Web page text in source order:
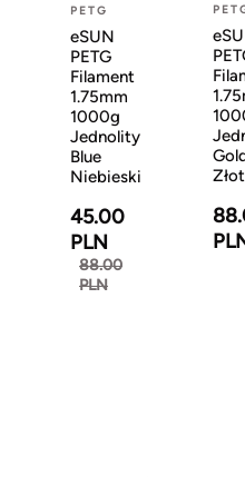
PETG
eSUN
PETG
Filament
1.75mm
1000g
Jednolity
Blue
Niebieski
45.00
PLN
88.00
PLN